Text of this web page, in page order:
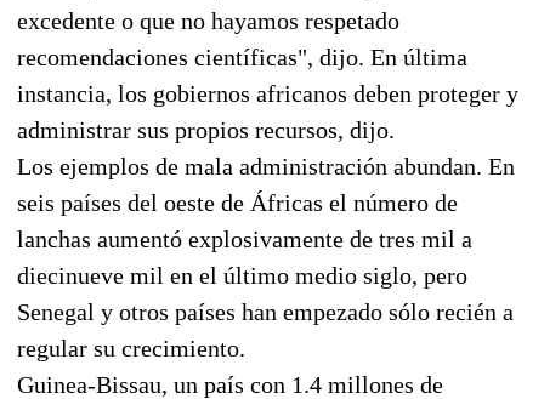
excedente o que no hayamos respetado
recomendaciones científicas", dijo. En última
instancia, los gobiernos africanos deben proteger y
administrar sus propios recursos, dijo.
Los ejemplos de mala administración abundan. En
seis países del oeste de Áfricas el número de
lanchas aumentó explosivamente de tres mil a
diecinueve mil en el último medio siglo, pero
Senegal y otros países han empezado sólo recién a
regular su crecimiento.
Guinea-Bissau, un país con 1.4 millones de